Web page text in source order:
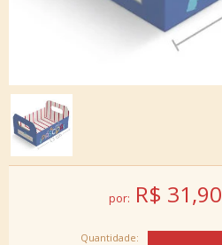
por: R$ 31,90
Quantidade: